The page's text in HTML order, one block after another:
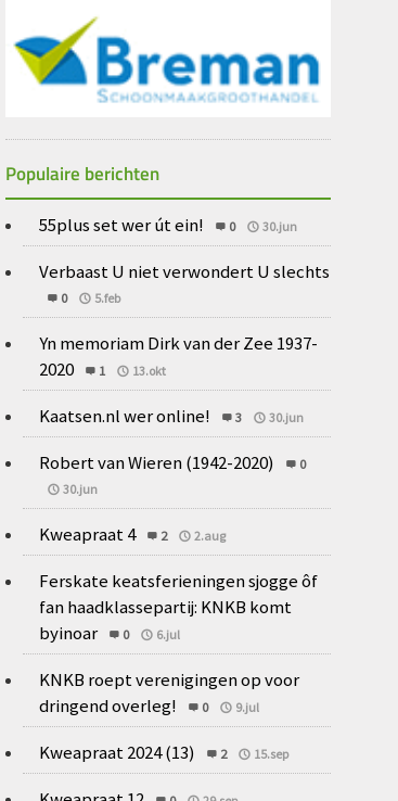
plaats.
Populaire berichten
55plus set wer út ein! 0 30.jun
Verbaast U niet verwondert U slechts
0 5.feb
Yn memoriam Dirk van der Zee 1937-
2020
1 13.okt
Kaatsen.nl wer online! 3 30.jun
Robert van Wieren (1942-2020)
0
30.jun
Kweapraat 4 2 2.aug
Ferskate keatsferieningen sjogge ôf
fan haadklassepartij: KNKB komt
byinoar
0 6.jul
KNKB roept verenigingen op voor
dringend overleg!
0 9.jul
Kweapraat 2024 (13) 2 15.sep